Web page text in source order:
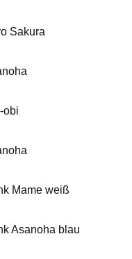
Sakura
obi
Mame weiß
Asanoha blau